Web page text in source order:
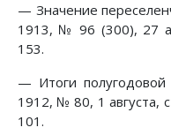
— Значение
1913, № 96 (300), 27
153.
— Итоги
1912, № 80, 1 августа,
101.